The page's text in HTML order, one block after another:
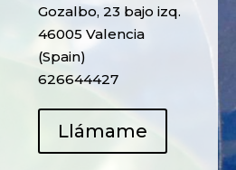
Gozalbo, 23 bajo izq.
46005 Valencia
(Spain)
626644427
Llámame